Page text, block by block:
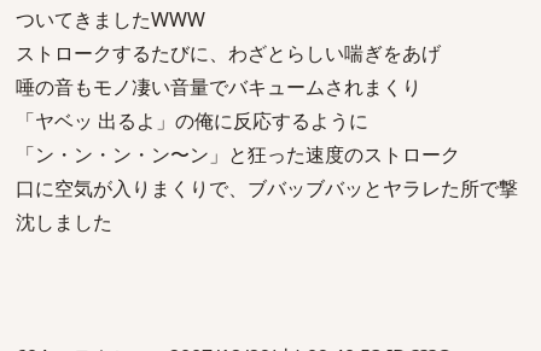
ついてきましたWWW
ストロークするたびに、わざとらしい喘ぎをあげ
唾の音もモノ凄い音量でバキュームされまくり
「ヤベッ 出るよ」の俺に反応するように
「ン・ン・ン・ン〜ン」と狂った速度のストローク
口に空気が入りまくりで、ブバッブバッとヤラレた所で撃
沈しました